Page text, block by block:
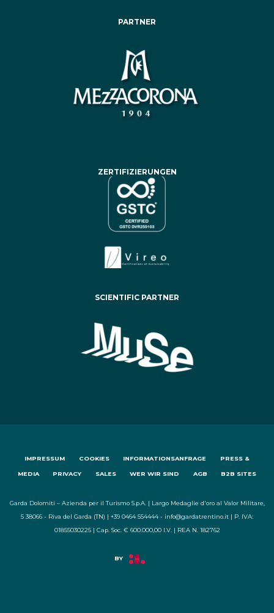
PARTNER
ZERTIFIZIERUNGEN
SCIENTIFIC PARTNER
IMPRESSUM COOKIES INFORMATIONSANFRAGE PRESS &
MEDIA PRIVACY SALES WER WIR SIND AGB B2B SITES
Garda Dolomiti – Azienda per il Turismo S.p.A. | Largo Medaglie d'oro al Valor Militare,
5 38066 - Riva del Garda (TN) | +39 0464 554444 - info@gardatrentino.it | P. IVA:
01855030225 | Cap. Soc. € 600.000,00 I.V. | REA N. 182762